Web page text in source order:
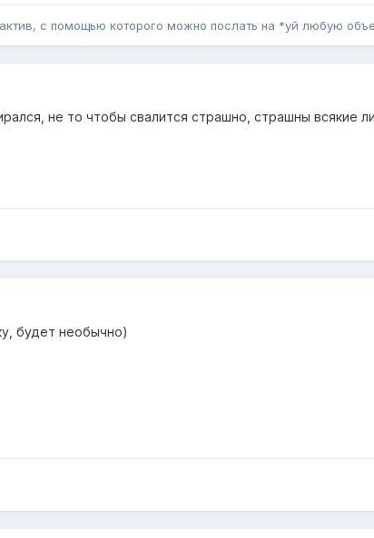
с помощью которого можно послать на *уй любую
не то чтобы свалится страшно, страшны всякие
будет необычно)